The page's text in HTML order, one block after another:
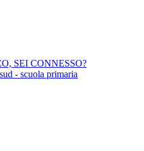
SEI CONNESSO?
- scuola primaria